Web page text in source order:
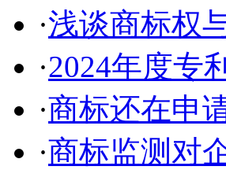
·浅谈商标权
·2024年度专
·商标还在申
·商标监测对